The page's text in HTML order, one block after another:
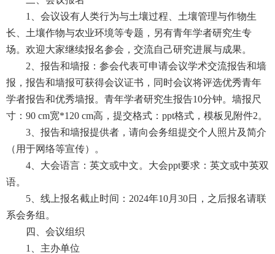
1、会议设有人类行为与土壤过程、土壤管理与作物生
长、土壤作物与农业环境等专题，另有青年学者研究生专
场。欢迎大家继续报名参会，交流自己研究进展与成果。
2、报告和墙报：参会代表可申请会议学术交流报告和墙
报，报告和墙报可获得会议证书，同时会议将评选优秀青年
学者报告和优秀墙报。青年学者研究生报告10分钟。墙报尺
寸：90 cm宽*120 cm高，提交格式：ppt格式，模板见附件2。
3、报告和墙报提供者，请向会务组提交个人照片及简介
（用于网络等宣传）。
4、大会语言：英文或中文。大会ppt要求：英文或中英双
语。
5、线上报名截止时间：2024年10月30日，之后报名请联
系会务组。
四、会议组织
1、主办单位